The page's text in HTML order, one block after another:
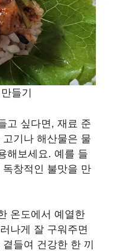
들기
고 싶다면, 재료 준
기나 해산물은 물
해보세요. 예를 들
창적인 불맛을 만
온도에서 예열한
나게 잘 구워주면
들여 건강한 한 끼